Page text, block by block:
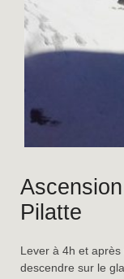
Pilatte
Lever à 4h et
descendre sur le